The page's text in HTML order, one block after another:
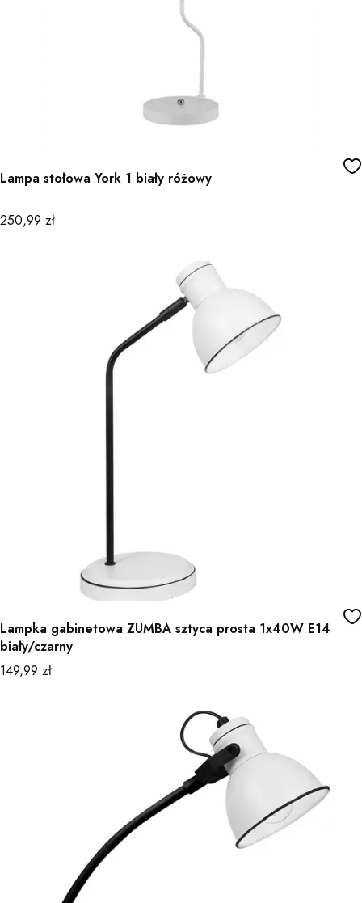
Lampa stołowa York 1 biały różowy
Cena
250,99 zł
Lampka gabinetowa ZUMBA sztyca prosta 1x40W E14
biały/czarny
Cena
149,99 zł